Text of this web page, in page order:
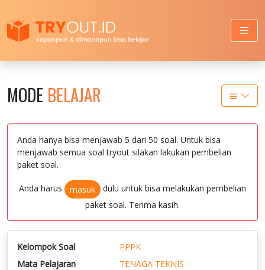
MODE BELAJAR
Anda hanya bisa menjawab 5 dari 50 soal. Untuk bisa
menjawab semua soal tryout silakan lakukan pembelian
paket soal.
Anda harus masuk
dulu untuk bisa melakukan pembelian
paket soal. Terima kasih.
Kelompok Soal
PPPK
Mata Pelajaran
TENAGA TEKNIS